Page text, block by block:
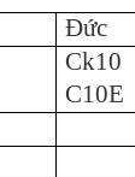
Đức
Ck10
C10E